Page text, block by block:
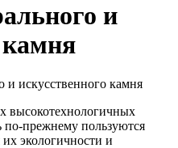
и
камня
и искусственного камня
высокотехнологичных
по-прежнему пользуются
экологичности и